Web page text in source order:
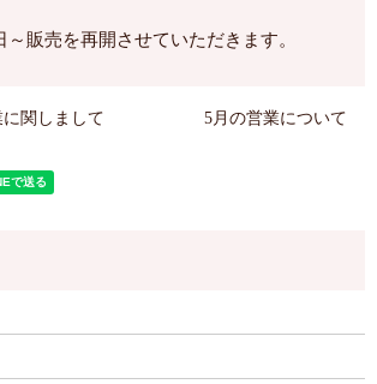
～販売を再開させていただきます。
関しまして 5月の営業について